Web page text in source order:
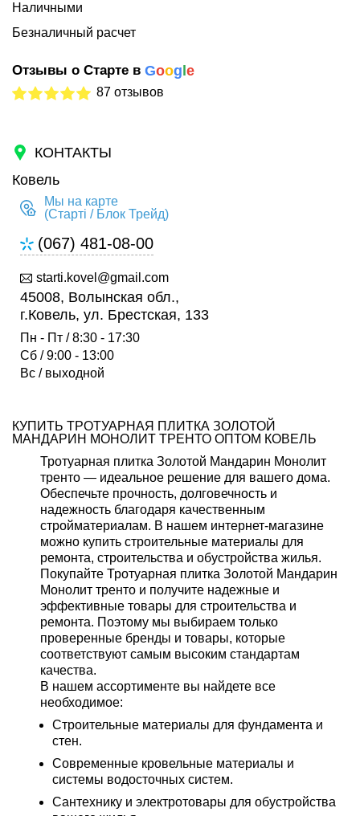
Наличными
Безналичный расчет
Отзывы о Старте в Goog e
87 отзывов
КОНТАКТЫ
Ковель
Мы на карте
(Старті / Блок Трейд)
(067) 481-08-00
starti.kovel@gmail.com
45008, Волынская обл.,
г.Ковель, ул. Брестская, 133
Пн - Пт / 8:30 - 17:30
Сб / 9:00 - 13:00
Вс / выходной
КУПИТЬ ТРОТУАРНАЯ ПЛИТКА ЗОЛОТОЙ
МАНДАРИН МОНОЛИТ ТРЕНТО ОПТОМ КОВЕЛЬ
Тротуарная плитка Золотой Мандарин Монолит
тренто — идеальное решение для вашего дома.
Обеспечьте прочность, долговечность и
надежность благодаря качественным
стройматериалам. В нашем интернет-магазине
можно купить строительные материалы для
ремонта, строительства и обустройства жилья.
Покупайте Тротуарная плитка Золотой Мандарин
Монолит тренто и получите надежные и
эффективные товары для строительства и
ремонта. Поэтому мы выбираем только
проверенные бренды и товары, которые
соответствуют самым высоким стандартам
качества.
В нашем ассортименте вы найдете все
необходимое:
Строительные материалы для фундамента и
стен.
Современные кровельные материалы и
системы водосточных систем.
Сантехнику и электротовары для обустройства